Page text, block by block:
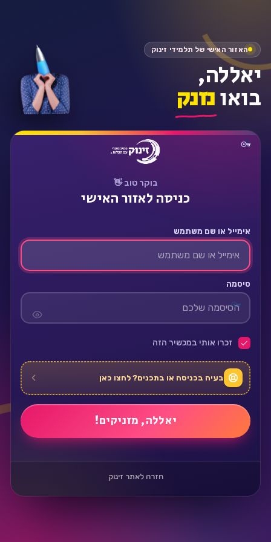
בוקר טוב 👋
כניסה לאזור האישי
אימייל או שם משתמש
סיסמה
זכרו אותי במכשיר הזה
בעיה בכניסה או בתכנים? לחצו כאן
חזרה לאתר זינוק
האזור האישי של תלמידי זינוק
יאללה,
בואונזנק